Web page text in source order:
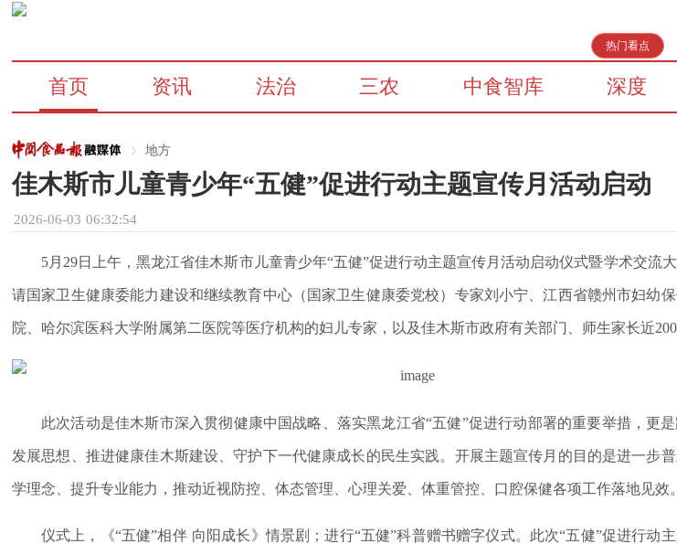
热门看点
首页 资讯 法治 三农 中食智库 深度
地方
佳木斯市儿童青少年“五健”促进行动主题宣传月活动启动
2026-06-03 06:32:54
5月29日上午，黑龙江省佳木斯市儿童青少年“五健”促进行动主题宣传月活动启动仪式暨学术交流
请国家卫生健康委能力建设和继续教育中心（国家卫生健康委党校）专家刘小宁、江西省赣州市妇幼
院、哈尔滨医科大学附属第二医院等医疗机构的妇儿专家，以及佳木斯市政府有关部门、师生家长近200
此次活动是佳木斯市深入贯彻健康中国战略、落实黑龙江省“五健”促进行动部署的重要举措，更
发展思想、推进健康佳木斯建设、守护下一代健康成长的民生实践。开展主题宣传月的目的是进一步
学理念、提升专业能力，推动近视防控、体态管理、心理关爱、体重管控、口腔保健各项工作落地见效。
仪式上，《“五健”相伴 向阳成长》情景剧；进行“五健”科普赠书赠字仪式。此次“五健”促进行动